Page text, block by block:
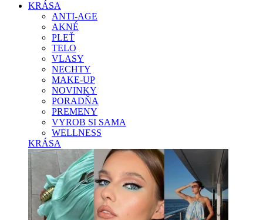
KRÁSA
ANTI-AGE
AKNÉ
PLEŤ
TELO
VLASY
NECHTY
MAKE-UP
NOVINKY
PORADŇA
PREMENY
VYROB SI SAMA
WELLNESS
KRÁSA